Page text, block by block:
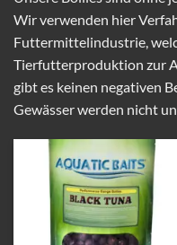
Wir verwenden hier
Futtermittelindustrie,
Tierfutterproduktion zur
gibt es keinen negativen
Gewässer werden nicht